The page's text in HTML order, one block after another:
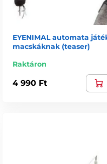
EYENIMAL automata
macskáknak (teaser)
Raktáron
4 990 Ft